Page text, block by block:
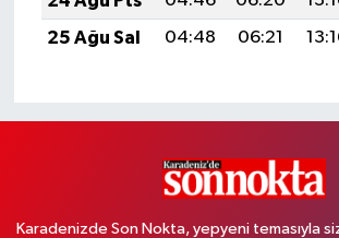
25 Ağu Sal
04:48 06:21
Karadenizde Son Nokta, yepyeni temasıyla